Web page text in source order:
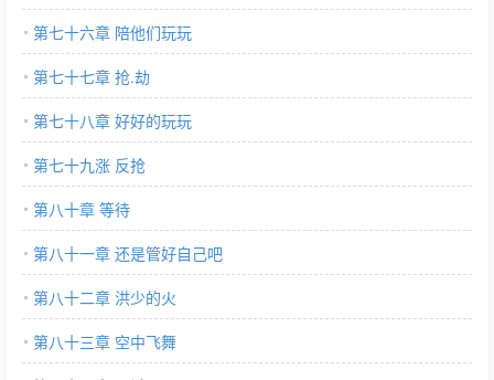
第七十六章 陪他们玩玩
第七十七章 抢.劫
第七十八章 好好的玩玩
第七十九涨 反抢
第八十章 等待
第八十一章 还是管好自己吧
第八十二章 洪少的火
第八十三章 空中飞舞